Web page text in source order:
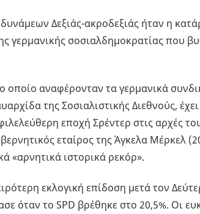
Δε­ξιάς-ακρο­δε­ξιάς ήταν η
γερ­μα­νι­κής σο­σιαλ­δη­μο­κρα­τί­ας που
ανα­φέ­ρο­νταν τα γερ­μα­νι­κά
της Σο­σια­λι­στι­κής Διε­θνούς,
εποχή Σρέ­ντερ στις αρχές
εταί­ρος της Άγκε­λα Μέρ­κελ
«αρ­νη­τι­κά ιστο­ρι­κά ρεκόρ».
εκλο­γι­κή επί­δο­ση μετά τον
όταν το SPD βρέ­θη­κε στο 20,5%. Οι